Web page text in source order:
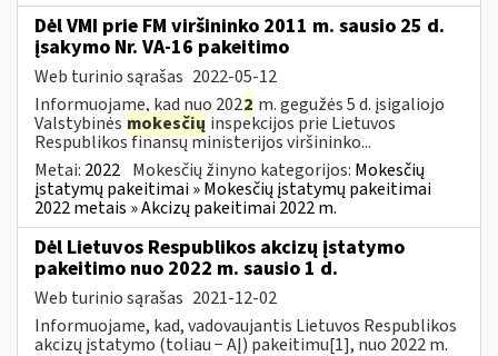
Dėl VMI prie FM viršininko 2011 m. sausio 25 d.
įsakymo Nr. VA-16 pakeitimo
Web turinio sąrašas 2022-05-12
Informuojame, kad nuo 2022 m. gegužės 5 d. įsigaliojo
Valstybinės mokesčių inspekcijos prie Lietuvos
Respublikos finansų ministerijos viršininko...
Metai: 2022 Mokesčių žinyno kategorijos: Mokesčių
įstatymų pakeitimai » Mokesčių įstatymų pakeitimai
2022 metais » Akcizų pakeitimai 2022 m.
Dėl Lietuvos Respublikos akcizų įstatymo
pakeitimo nuo 2022 m. sausio 1 d.
Web turinio sąrašas 2021-12-02
Informuojame, kad, vadovaujantis Lietuvos Respublikos
akcizų įstatymo (toliau − AĮ) pakeitimu[1], nuo 2022 m.